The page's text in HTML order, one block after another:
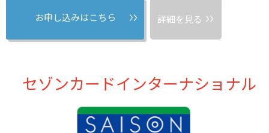
お申し込みはこちら 詳細を見る
セゾンカードインターナショナル